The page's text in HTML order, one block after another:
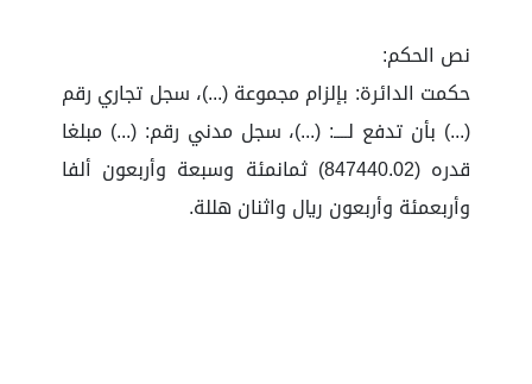
نص الحكم:
حكمت الدائرة: بإلزام مجموعة (...)، سجل تجاري رقم
(...) بأن تدفع لــــ: (...)، سجل مدني رقم: (...) مبلغا
قدره (847440.02) ثمانمئة وسبعة وأربعون ألفا
وأربعمئة وأربعون ريال واثنان هللة.